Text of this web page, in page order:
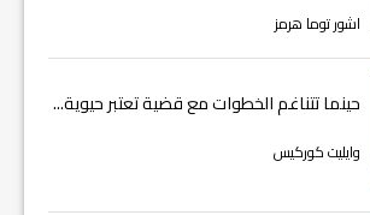
اشور توما هرمز
حينما تتناغم الخطوات مع قضية تعتبر حيوية...
وايليت كوركيس